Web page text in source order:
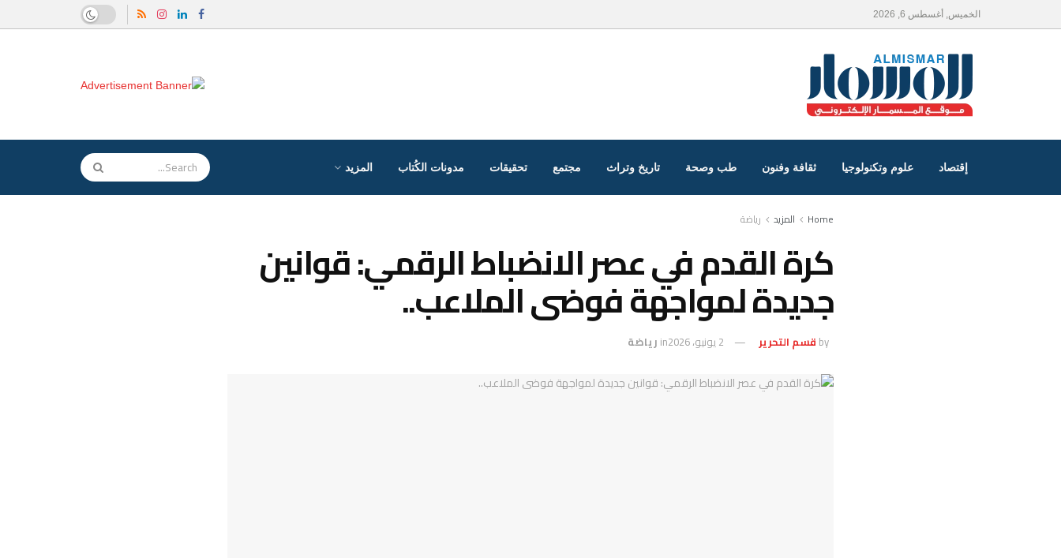
الخميس, أغسطس 6, 2026
إقتصاد علوم وتكنولوجيا ثقافة وفنون طب وصحة تاريخ وتراث مجتمع تحقيقات مدونات الكُتاب المزيد
Home المزيد رياضة
كرة القدم في عصر الانضباط الرقمي: قوانين
جديدة لمواجهة فوضى الملاعب..
by قسم التحرير 2 يونيو، 2026 in رياضة